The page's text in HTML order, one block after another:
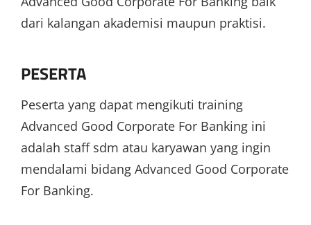
dari kalangan akademisi maupun praktisi.
PESERTA
Peserta yang dapat mengikuti training
Advanced Good Corporate For Banking ini
adalah staff sdm atau karyawan yang ingin
mendalami bidang Advanced Good Corporate
For Banking.